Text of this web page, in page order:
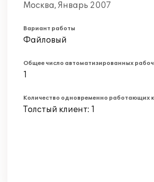
Москва, Январь 2007
Вариант работы
Файловый
Общее число автоматизированных
1
Количество одновременно работающих
Толстый клиент: 1